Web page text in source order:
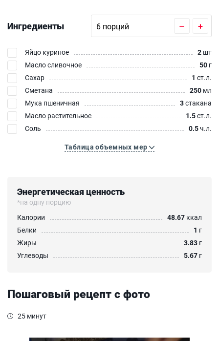
Ингредиенты – +
Яйцо куриное 2 шт
Масло сливочное
50 г
Сахар
1 ст.л.
Сметана
250 мл
Мука пшеничная
3стакана
Масло растительное
1.5ст.л.
Соль
0.5ч.л.
Таблица объемных мер
Энергетическая ценность
*на одну порцию
Калории
48.67 ккал
Белки
1 г
Жиры
3.83 г
Углеводы
5.67 г
Пошаговый рецепт с фото
25 минут